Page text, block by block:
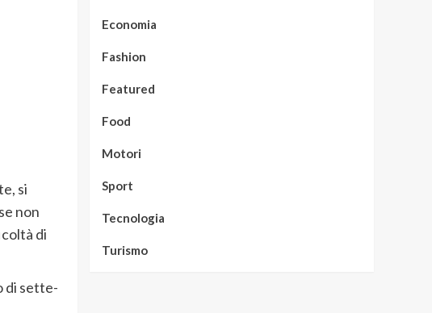
si
non
di
di sette-
Economia
Fashion
Featured
Food
Motori
Sport
Tecnologia
Turismo